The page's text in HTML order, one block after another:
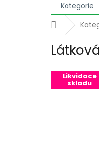
Kategorie
Domů
Likvidace
skladu